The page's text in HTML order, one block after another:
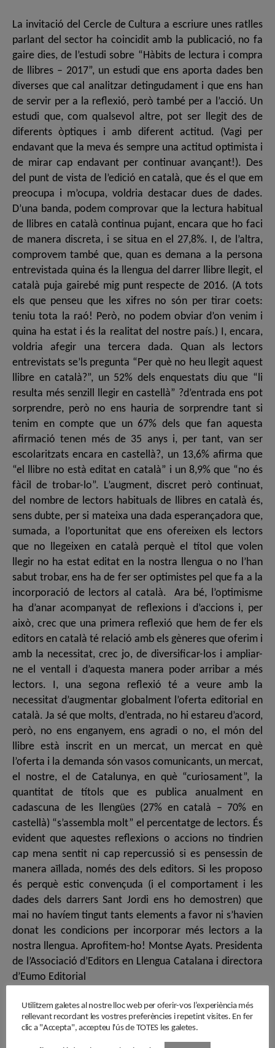
La invitació del Cercle de Cultura a escriure unes ratlles
parlant del sector ha coincidit amb la publicació, no fa
gaire dies, de l’estudi sobre “Hàbits de lectura i compra
de llibres – 2017”, un estudi que ens aporta dades ben
diverses que cal analitzar detingudament i que ens han
de servir per a la reflexió, però també per a l’acció. Un
estudi que, com qualsevol altre, pot ser llegit des de
diferents òptiques i amb diferent actitud. (Vagi per
endavant que la meva és sempre una actitud optimista i
de mirar cap endavant per continuar avançant!). Des
del punt de vista de l’edició en català, que és el que em
preocupa i m’ocupa, voldria destacar dues de dades.
D’una banda, podem comprovar que la lectura habitual
de llibres en català continua pujant, encara que ho faci
de manera discreta, i se situa en el 27,8%. I, de l’altra,
comprovem també que, quan es demana a la persona
entrevistada quina és la llengua del darrer llibre llegit, el
català puja gairebé mig punt respecte de 2016. (A tots
els que penseu que les xifres no són per tirar coets:
teniu tota la raó! Però, no podem obviar d’on venim i
quina ha estat i és la realitat del nostre país.) I, encara,
voldria afegir una tercera dada. Quan als lectors
entrevistats se’ls pregunta “Per què no heu llegit aquest
llibre en català?”, un 52% dels enquestats diu que “li
resulta més senzill llegir en castellà” ?d’entrada ens pot
sorprendre, però no ens hauria de sorprendre tant si
tenim en compte que un 67% dels que fan aquesta
afirmació tenen més de 35 anys i, per tant, van ser
escolaritzats encara en castellà?, un 13,6% afirma que
“el llibre no està editat en català” i un 8,9% que “no és
fàcil de trobar-lo”. L’augment, discret però continuat,
del nombre de lectors habituals de llibres en català és,
sens dubte, per si mateixa una dada esperançadora que,
sumada, a l’oportunitat que ens ofereixen els lectors
que no llegeixen en català perquè el títol que volen
llegir no ha estat editat en la nostra llengua o no l’han
sabut trobar, ens ha de fer ser optimistes pel que fa a la
incorporació de lectors al català. Ara bé, l’optimisme
ha d’anar acompanyat de reflexions i d’accions i, per
això, crec que una primera reflexió que hem de fer els
editors en català té relació amb els gèneres que oferim i
amb la necessitat, crec jo, de diversificar-los i ampliar-
ne el ventall i d’aquesta manera poder arribar a més
lectors. I, una segona reflexió té a veure amb la
necessitat d’augmentar globalment l’oferta editorial en
català. Ja sé que molts, d’entrada, no hi estareu d’acord,
però, no ens enganyem, ens agradi o no, el món del
llibre està inscrit en un mercat, un mercat en què
l’oferta i la demanda són vasos comunicants, un mercat,
el nostre, el de Catalunya, en què “curiosament”, la
quantitat de títols que es publica anualment en
cadascuna de les llengües (27% en català – 70% en
castellà) “s’assembla molt” el percentatge de lectors. És
evident que aquestes reflexions o accions no tindrien
cap mena sentit ni cap repercussió si es pensessin de
manera aïllada, només des dels editors. Si les proposo
és perquè estic convençuda (i el comportament i les
dades dels darrers Sant Jordi ens ho demostren) que
mai no havíem tingut tants elements a favor ni s’havien
donat les condicions per incorporar més lectors a la
nostra llengua. Aprofitem-ho! Montse Ayats. Presidenta
de l’Associació d’Editors en Llengua Catalana i directora
d’Eumo Editorial
Etiquetes
català, Economia ,editorial, llengua, llibre , Montse Ayats,Sant
Jordi
Utilitzem galetes al nostre lloc web per oferir-vos l’experiència més
rellevant recordant les vostres preferències i repetint visites. En fer
clic a "Accepta", accepteu l'ús de TOTES les galetes.